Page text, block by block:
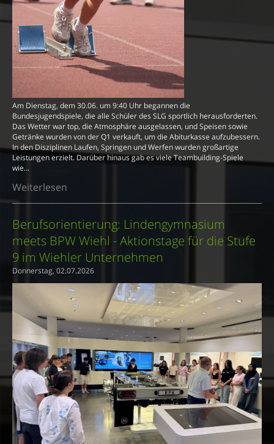
Am Dienstag, dem 30.06. um 9:40 Uhr begannen die
Bundesjugendspiele, die alle Schüler des SLG sportlich herausforderten.
Das Wetter war top, die Atmosphäre ausgelassen, und Speisen sowie
Getränke wurden von der Q1 verkauft, um die Abiturkasse aufzubessern.
In den Disziplinen Laufen, Springen und Werfen wurden großartige
Leistungen erzielt. Darüber hinaus gab es viele Teambuilding-Spiele
wie...
Weiterlesen
Berufsorientierung: Lindengymnasium
meets BPW Wiehl - Aktionstage für die Stufe
9 im Wiehler Unternehmen
Donnerstag, 02.07.2026